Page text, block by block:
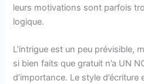
leurs motivations sont parfois
logique.
L’intrigue est un peu prévisible,
si bien faits que gratuit n’a UN
d’importance. Le style